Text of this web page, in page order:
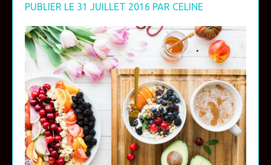
PUBLIER LE 31 JUILLET 2016 PAR CELINE